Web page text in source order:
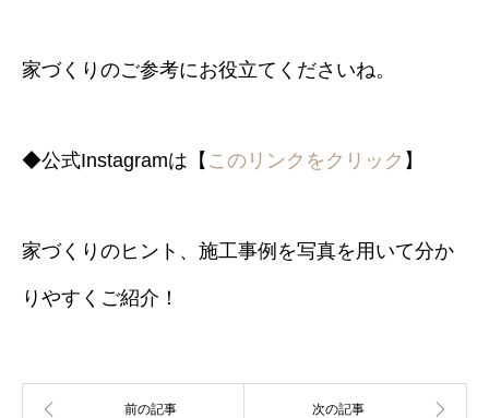
家づくりのご参考にお役立てくださいね。
◆公式Instagramは【 このリンクをクリック 】
家づくりのヒント、施工事例を写真を用いて分か
りやすくご紹介！